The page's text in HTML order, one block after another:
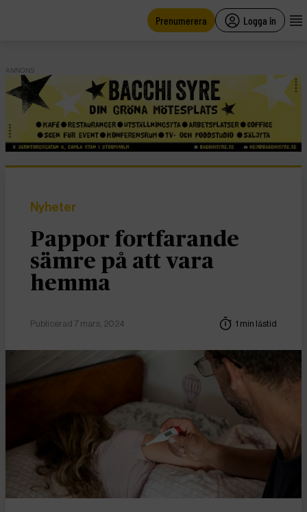
Prenumerera Logga in
ANNONS
Nyheter
Pappor fortfarande
sämre på att vara
hemma
Publicerad 7 mars, 2024 1 min lästid